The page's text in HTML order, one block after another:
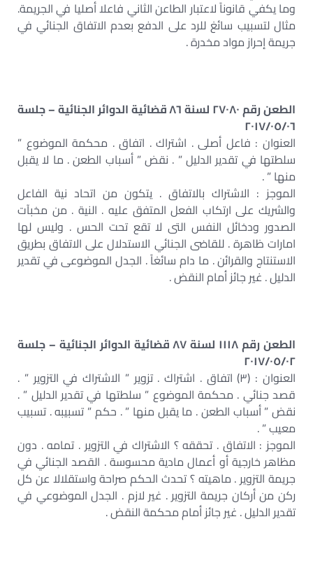
وما يكفي قانوناً لاعتبار الطاعن الثاني فاعلا أصليا في الجريمة.
مثال لتسبيب سائغ للرد على الدفع بعدم الاتفاق الجنائي في
جريمة إحراز مواد مخدرة .
الطعن رقم ٢٧٠٨٠ لسنة ٨٦ قضائية الدوائر الجنائية – جلسة
٢٠١٧/٠٥/٠٦
العنوان : فاعل أصلى . اشتراك . اتفاق . محكمة الموضوع ”
سلطتها في تقدير الدليل ” . نقض ” أسباب الطعن . ما لا يقبل
منها ” .
الموجز : الاشتراك بالاتفاق . يتكون من اتحاد نية الفاعل
والشريك على ارتكاب الفعل المتفق عليه . النية . من مخبآت
الصدور ودخائل النفس التى لا تقع تحت الحس . وليس لها
امارات ظاهرة . للقاضى الجنائي الاستدلال على الاتفاق بطريق
الاستنتاج والقرائن . ما دام سائغاً . الجدل الموضوعى في تقدير
الدليل . غير جائز أمام النقض .
الطعن رقم ١١١٨ لسنة ٨٧ قضائية الدوائر الجنائية – جلسة
٢٠١٧/٠٥/٠٢
العنوان : (٣) اتفاق . اشتراك . تزوير ” الاشتراك في التزوير ” .
قصد جنائي . محكمة الموضوع ” سلطتها في تقدير الدليل ” .
نقض ” أسباب الطعن . ما يقبل منها ” . حكم ” تسبيبه . تسبيب
معيب ” .
الموجز : الاتفاق . تحققه ؟ الاشتراك في التزوير . تمامه . دون
مظاهر خارجية أو أعمال مادية محسوسة . القصد الجنائي في
جريمة التزوير . ماهيته ؟ تحدث الحكم صراحة واستقلالا عن كل
ركن من أركان جريمة التزوير . غير لازم . الجدل الموضوعي في
تقدير الدليل . غير جائز أمام محكمة النقض .